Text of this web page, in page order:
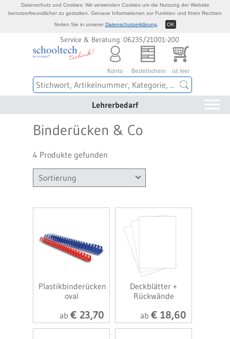
Service & Beratung 06235/21001-200
Konto Bestellschein ist leer
Lehrerbedarf
Binderücken & Co
4 Produkte gefunden
Sortierung
Plastikbinderücken
oval
ab € 23,70
Deckblätter +
Rückwände
ab € 18,60
Datenschutz und Cookies: Wir verwenden Cookies um die Nutzung der Website
benutzerfreundlicher zu gestalten. Genaue Informationen zur Funktion und Ihren Rechten
finden Sie in unserer Datenschutzerklärung OK